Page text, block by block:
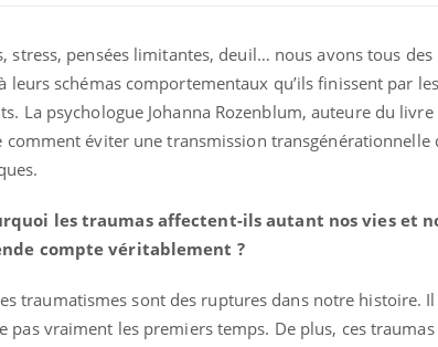
stress, pensées limitantes, deuil… nous avons tous des
leurs schémas comportementaux qu’ils finissent par
La psychologue Johanna Rozenblum, auteure du
éviter une transmission transgénérationnelle
les traumas affectent-ils autant nos vies et
compte véritablement ?
traumatismes sont des ruptures dans notre histoire.
pas vraiment les premiers temps. De plus, ces